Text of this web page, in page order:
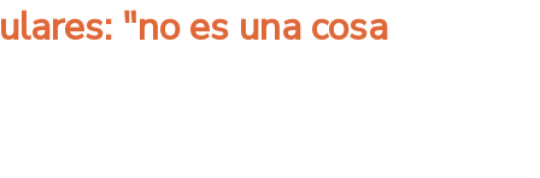
"no es una cosa